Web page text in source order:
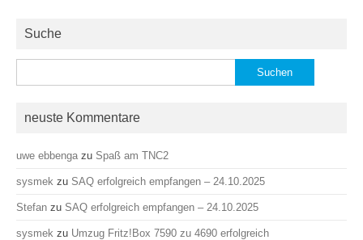
Suche
nach:
neuste Kommentare
uwe ebbenga zu Spaß am TNC2
sysmek zu SAQ erfolgreich empfangen – 24.10.2025
Stefan zu SAQ erfolgreich empfangen – 24.10.2025
sysmek zu Umzug Fritz!Box 7590 zu 4690 erfolgreich